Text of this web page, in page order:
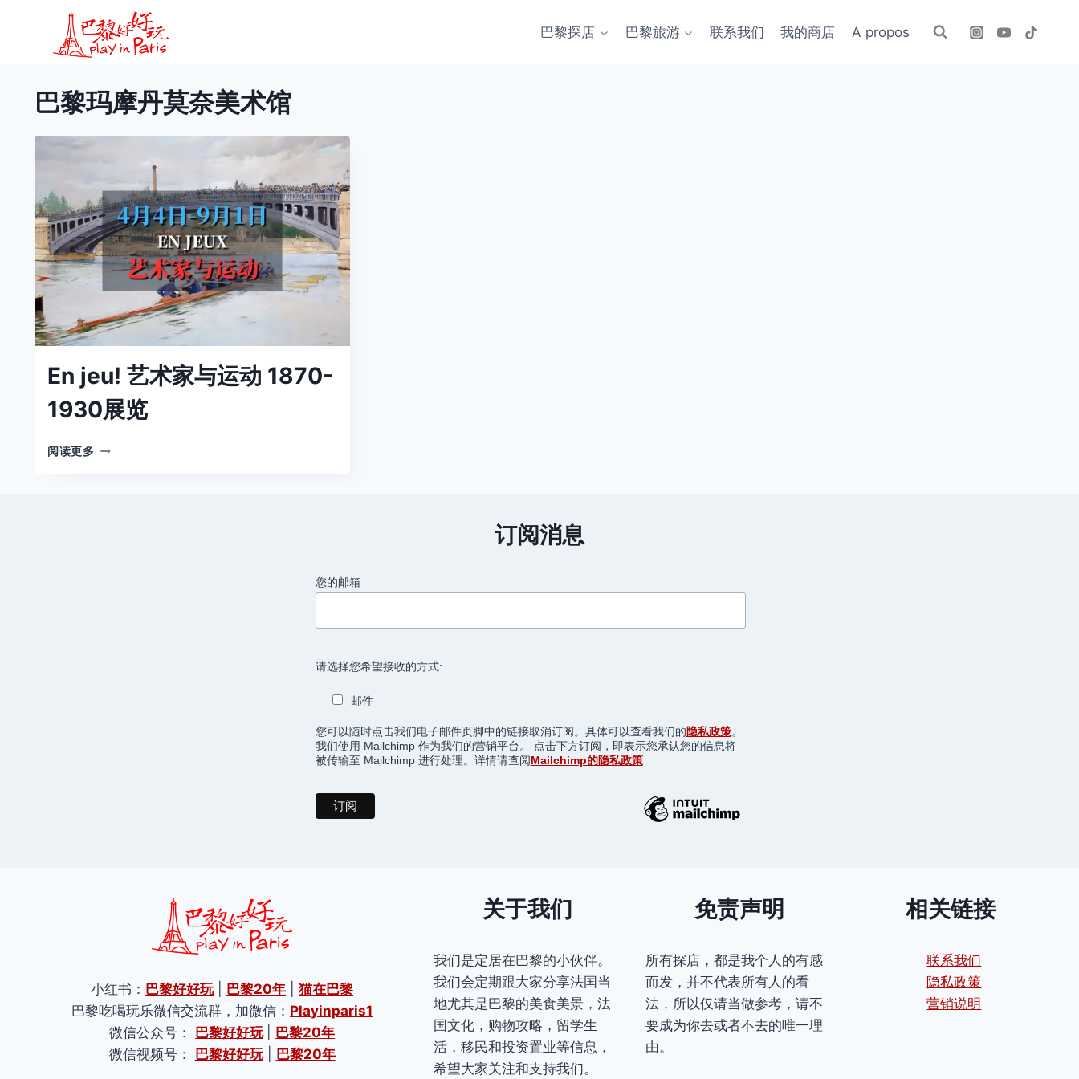
巴黎探店 巴黎旅游 联系我们 我的商店 A propos
巴黎玛摩丹莫奈美术馆
En jeu! 艺术家与运动 1870-
1930展览
阅读更多 EN
订阅消息
您的邮箱
请选择您希望接收的方式:
邮件
您可以随时点击我们电子邮件页脚中的链接取消订阅。具体可以查看我们的隐私政策。
我们使用 Mailchimp 作为我们的营销平台。 点击下方订阅，即表示您承认您的信息将
被传输至 Mailchimp 进行处理。详情请查阅Mailchimp的隐私政策
小红书： 巴黎好好玩| 巴黎20年 |猫在巴黎
巴黎吃喝玩乐微信交流群，加微信： Playinparis1
微信公众号： 巴黎好好玩
巴黎20年
微信视频号： 巴黎好好玩| 巴黎20年
关于我们
我们是定居在巴黎的小伙伴。
我们会定期跟大家分享法国当
地尤其是巴黎的美食美景，法
国文化，购物攻略，留学生
活，移民和投资置业等信息，
希望大家关注和支持我们。
免责声明
所有探店，都是我个人的有感
而发，并不代表所有人的看
法，所以仅请当做参考，请不
要成为你去或者不去的唯一理
由。
相关链接
联系我们
隐私政策
营销说明